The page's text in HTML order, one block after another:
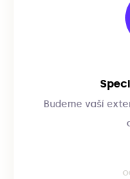
Budeme vaší